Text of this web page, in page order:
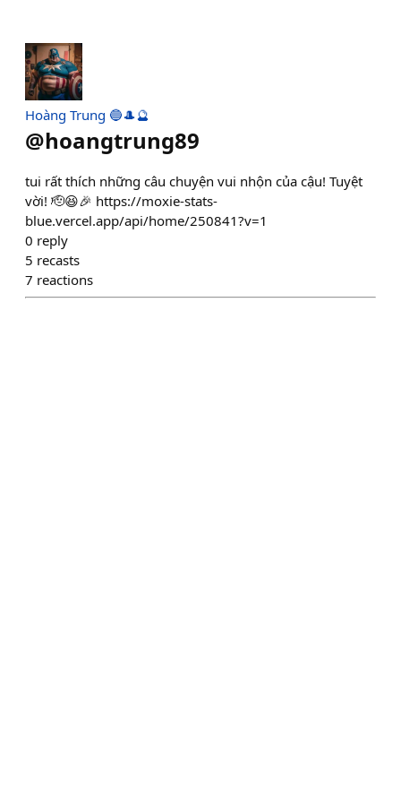
Hoàng Trung 🔵🎩🔮
@hoangtrung89
tui rất thích những câu chuyện vui nhộn của cậu! Tuyệt
vời! 🫡😆🎉 https://moxie-stats-
blue.vercel.app/api/home/250841?v=1
0 reply
5 recasts
7 reactions